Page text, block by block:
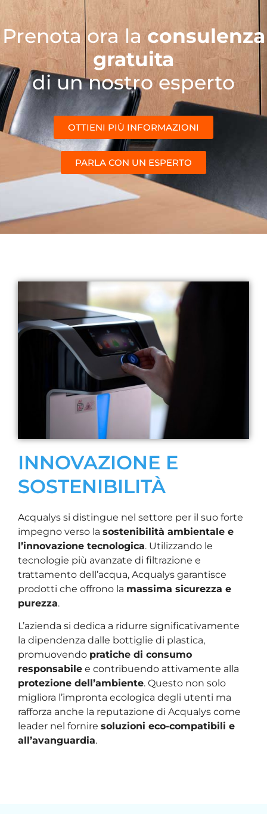
Prenota ora laconsulenza
gratuita
di un nostro esperto
OTTIENI PIÙ INFORMAZIONI
PARLA CON UN ESPERTO
INNOVAZIONE E
SOSTENIBILITÀ
Acqualys si distingue nel settore per il suo forte
impegno verso la sostenibilità ambientale e
l’innovazione tecnologica. Utilizzando le
tecnologie più avanzate di filtrazione e
trattamento dell’acqua, Acqualys garantisce
prodotti che offrono la massima sicurezza e
purezza.
L’azienda si dedica a ridurre significativamente
la dipendenza dalle bottiglie di plastica,
promuovendo pratiche di consumo
responsabile e contribuendo attivamente alla
protezione dell’ambiente. Questo non solo
migliora l’impronta ecologica degli utenti ma
rafforza anche la reputazione di Acqualys come
leader nel fornire soluzioni eco-compatibili e
all’avanguardia.